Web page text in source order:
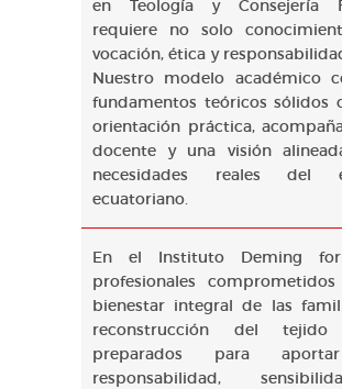
en Teología y Consejería
requiere no solo
vocación, ética y
Nuestro modelo académico
fundamentos teóricos sólidos
orientación práctica,
docente y una visión
necesidades reales del
ecuatoriano.
En el Instituto Deming
profesionales
bienestar integral de las
reconstrucción del tejido
preparados para
responsabilidad,